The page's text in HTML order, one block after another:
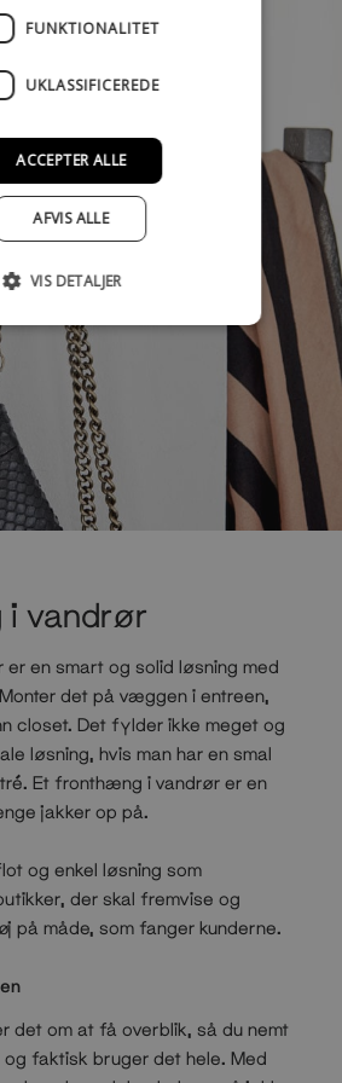
vandrør
en smart og solid løsning med
det på væggen i entreen,
closet. Det fylder ikke meget og
løsning, hvis man har en smal
Et fronthæng i vandrør er en
jakker op på.
og enkel løsning som
der skal fremvise og
på måde, som fanger kunderne.
det om at få overblik, så du nemt
og faktisk bruger det hele. Med
FUNKTIONALITET
UKLASSIFICEREDE
ACCEPTER ALLE
AFVIS ALLE
VIS DETALJER